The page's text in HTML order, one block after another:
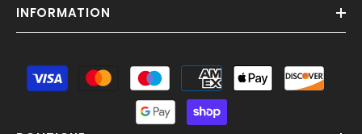
INFORMATION
Moyens
de